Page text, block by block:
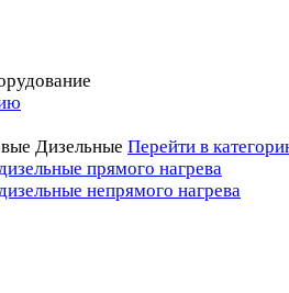
Дизельные Перейти в
прямого нагрева
непрямого нагрева